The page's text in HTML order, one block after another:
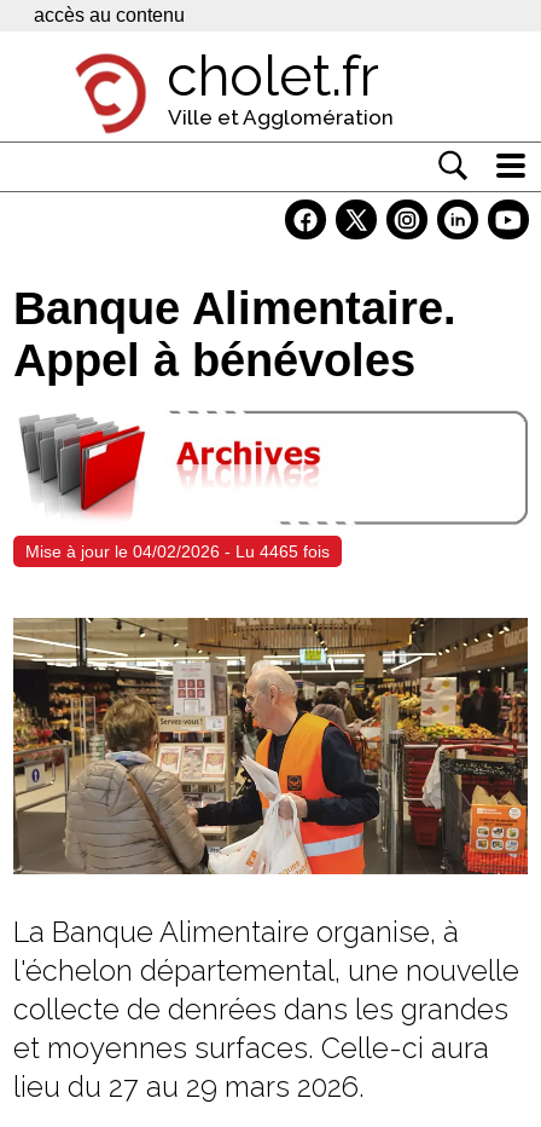
Panneau de gestion des cookies
accès au contenu
cholet.fr
Ville et Agglomération
Economie
Services
Contacts
Banque Alimentaire.
Appel à bénévoles
Mise à jour le 04/02/2026 - Lu 4465 fois
La Banque Alimentaire organise, à
l'échelon départemental, une nouvelle
collecte de denrées dans les grandes
et moyennes surfaces. Celle-ci aura
lieu du 27 au 29 mars 2026.